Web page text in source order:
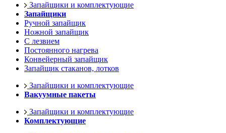
Запайщики и комплектующие
Запайщики
Ручной запайщик
Ножной запайщик
С лезвием
Постоянного нагрева
Конвейерный запайщик
Запайщик стаканов, лотков
Запайщики и комплектующие
Вакуумные пакеты
Запайщики и комплектующие
Комплектующие